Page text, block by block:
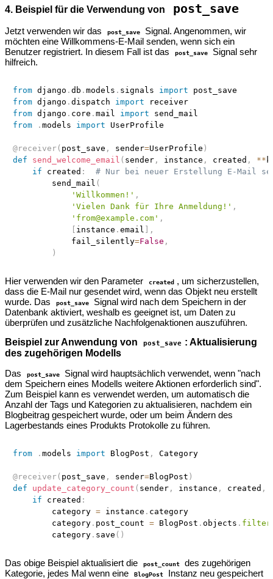
4. Beispiel für die Verwendung von post_save
Jetzt verwenden wir das post_save
Signal. Angenommen, wir
möchten eine Willkommens-E-Mail senden, wenn sich ein
Benutzer registriert. In diesem Fall ist das
post_save
Signal sehr
hilfreich.
from django . db . models . signals import
from django . dispatch import
receiver
from django . core . mail import
from
. models import UserProfile
@receiver( post_save , sender=UserProfile )
def
send_welcome_email ( sender, instance , created , **
if created :
# Nur bei neuer Erstellung E-Mail
        send_mail
(
'Willkommen!' ,
'Vielen Dank für Ihre Anmeldung!' ,
'from@example.com' ,
[ instance . email ] ,
            fail_silently
=False ,
)
Hier verwenden wir den Parameter created , um sicherzustellen,
dass die E-Mail nur gesendet wird, wenn das Objekt neu erstellt
wurde. Das
post_save
Signal wird nach dem Speichern in der
Datenbank aktiviert, weshalb es geeignet ist, um Daten zu
überprüfen und zusätzliche Nachfolgenaktionen auszuführen.
Beispiel zur Anwendung von
post_save : Aktualisierung
des zugehörigen Modells
Das
post_save
Signal wird hauptsächlich verwendet, wenn "nach
dem Speichern eines Modells weitere Aktionen erforderlich sind".
Zum Beispiel kann es verwendet werden, um automatisch die
Anzahl der Tags und Kategorien zu aktualisieren, nachdem ein
Blogbeitrag gespeichert wurde, oder um beim Ändern des
Lagerbestands eines Produkts Protokolle zu führen.
from . models import BlogPost , Category
@receiver( post_save , sender=BlogPost )
def
update_category_count ( sender, instance , created ,
if created :
        category
= instance . category
        category
. post_count = BlogPost . objects . filter
        category
. save ( )
Das obige Beispiel aktualisiert die post_count
des zugehörigen
Kategorie, jedes Mal wenn eine
BlogPost
Instanz neu gespeichert